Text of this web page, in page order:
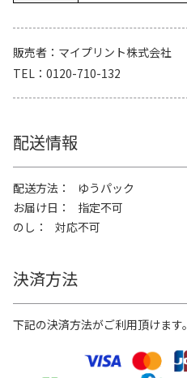
販売者
マイプリント株式会社
TEL
0120-710-132
配送情報
配送方法
ゆうパック
お届け日
指定不可
のし
対応不可
決済方法
下記の決済方法がご利用頂けます。